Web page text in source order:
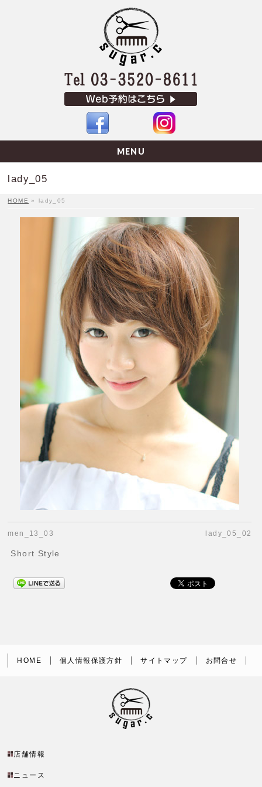
MENU
lady_05
HOME » lady_05
men_13_03 lady_05_02
Short Style
HOME 個人情報保護方針 サイトマップ お問合せ
店舗情報
ニュース